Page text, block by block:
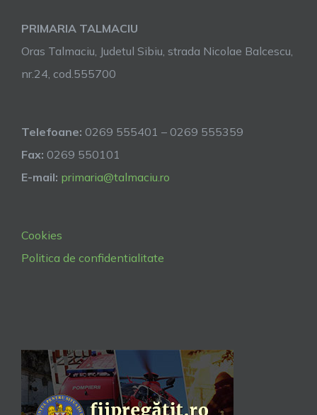
PRIMARIA TALMACIU
Oras Talmaciu, Judetul Sibiu, strada Nicolae Balcescu,
nr.24, cod.555700
Telefoane: 0269 555401 – 0269 555359
Fax: 0269 550101
E-mail: primaria@talmaciu.ro
Cookies
Politica de confidentialitate